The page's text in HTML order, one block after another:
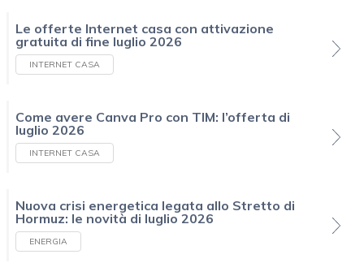
Le offerte Internet casa con attivazione
gratuita di fine luglio 2026
INTERNET CASA
Come avere Canva Pro con TIM: l’offerta di
luglio 2026
INTERNET CASA
Nuova crisi energetica legata allo Stretto di
Hormuz: le novità di luglio 2026
ENERGIA